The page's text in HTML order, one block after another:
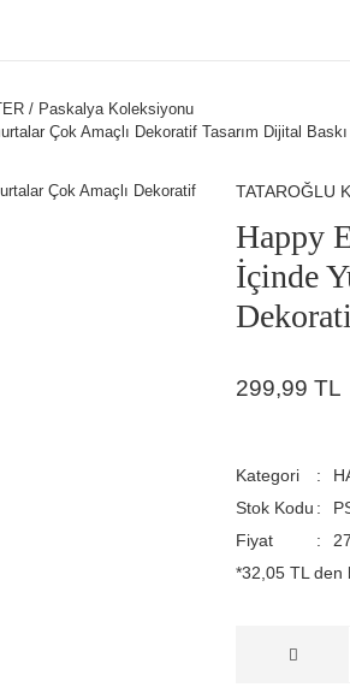
/ Paskalya Koleksiyonu
Çok Amaçlı Dekoratif Tasarım Dijital
TATAROĞLU
Happy
İçinde
299,99 TL
Kategori
Stok Kodu
Fiyat
*32,05 TL den